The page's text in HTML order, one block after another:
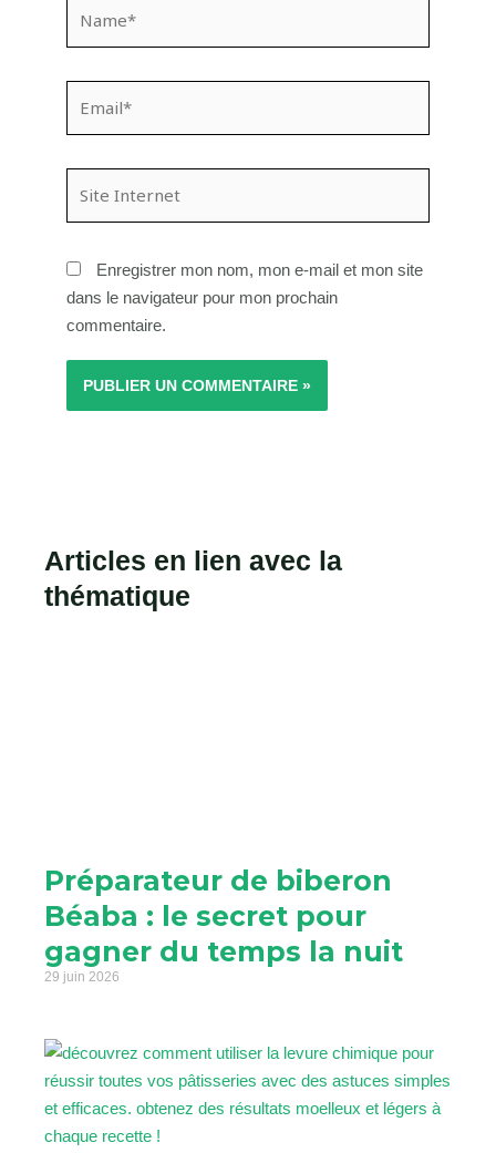
Enregistrer mon nom, mon e-mail et mon site
dans le navigateur pour mon prochain
commentaire.
Articles en lien avec la
thématique
Préparateur de biberon
Béaba : le secret pour
gagner du temps la nuit
29 juin 2026